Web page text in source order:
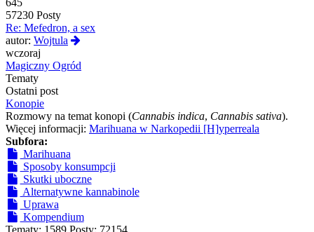
645
57230 Posty
Re: Mefedron, a sex
autor: Wojtula
post
wczoraj
Magiczny Ogród
Tematy
Ostatni post
Konopie
Rozmowy na temat konopi (Cannabis indica, Cannabis sativa).
Więcej informacji: Marihuana w Narkopedii [H]yperreala
Subfora:
Marihuana
Sposoby konsumpcji
Skutki uboczne
Alternatywne kannabinole
Uprawa
Kompendium